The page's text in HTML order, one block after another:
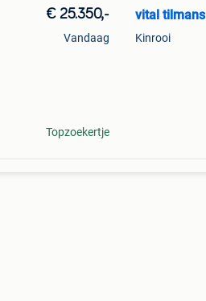
€ 25.350,-
Vandaag
Topzoekertje
vital tilmans
Kinrooi